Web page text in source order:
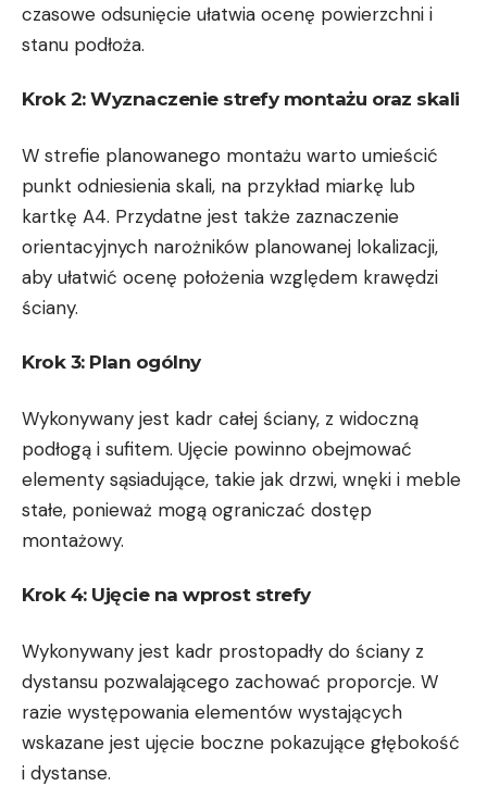
czasowe odsunięcie ułatwia ocenę powierzchni i
stanu podłoża.
Krok 2: Wyznaczenie strefy montażu oraz skali
W strefie planowanego montażu warto umieścić
punkt odniesienia skali, na przykład miarkę lub
kartkę A4. Przydatne jest także zaznaczenie
orientacyjnych narożników planowanej lokalizacji,
aby ułatwić ocenę położenia względem krawędzi
ściany.
Krok 3: Plan ogólny
Wykonywany jest kadr całej ściany, z widoczną
podłogą i sufitem. Ujęcie powinno obejmować
elementy sąsiadujące, takie jak drzwi, wnęki i meble
stałe, ponieważ mogą ograniczać dostęp
montażowy.
Krok 4: Ujęcie na wprost strefy
Wykonywany jest kadr prostopadły do ściany z
dystansu pozwalającego zachować proporcje. W
razie występowania elementów wystających
wskazane jest ujęcie boczne pokazujące głębokość
i dystanse.